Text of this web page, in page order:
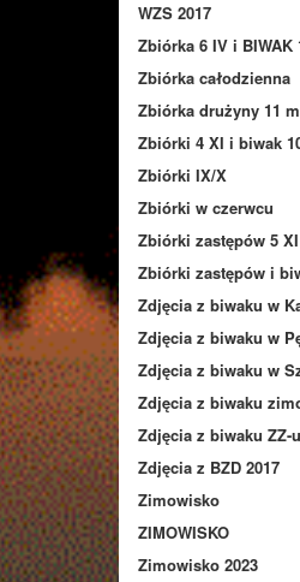
WZS 2017
Zbiórka 6 IV i BIWAK
Zbiórka całodzienna
Zbiórka drużyny 11
Zbiórki 4 XI i biwak
Zbiórki IX/X
Zbiórki w czerwcu
Zbiórki zastępów 5 XI
Zbiórki zastępów i
Zdjęcia z biwaku w
Zdjęcia z biwaku w
Zdjęcia z biwaku w
Zdjęcia z biwaku
Zdjęcia z biwaku ZZ-
Zdjęcia z BZD 2017
Zimowisko
ZIMOWISKO
Zimowisko 2023